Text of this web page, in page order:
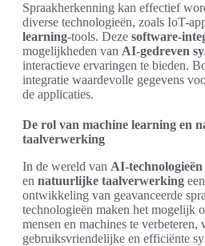
Spraakherkenning kan effectief
diverse technologieën, zoals IoT-
learning-tools. Deze software-
mogelijkheden van AI-gedreven
interactieve ervaringen te bieden.
integratie waardevolle gegevens
de applicaties.
De rol van machine learning en
taalverwerking
In de wereld van AI-technologieën
en natuurlijke taalverwerking
ontwikkeling van geavanceerde
technologieën maken het mogelijk
mensen en machines te verbeteren,
gebruiksvriendelijke en efficiënte